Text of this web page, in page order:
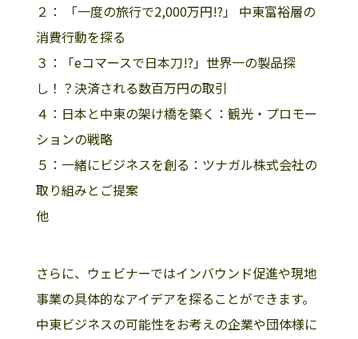
２： 「一度の旅行で2,000万円!?」 中東富裕層の
消費行動を探る
３：「eコマースで日本刀!?」世界一の製品探
し！？決済される数百万円の取引
４：日本と中東の架け橋を築く：観光・プロモー
ションの戦略
５：一緒にビジネスを創る：ツナガル株式会社の
取り組みとご提案
他
さらに、ウェビナーではインバウンド促進や現地
事業の具体的なアイデアを探ることができます。
中東ビジネスの可能性をお考えの企業や団体様に